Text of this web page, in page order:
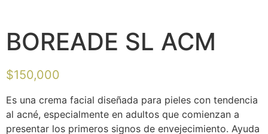
BOREADE SL ACM
$150,000
Es una crema facial diseñada para pieles con tendencia
al acné, especialmente en adultos que comienzan a
presentar los primeros signos de envejecimiento. Ayuda